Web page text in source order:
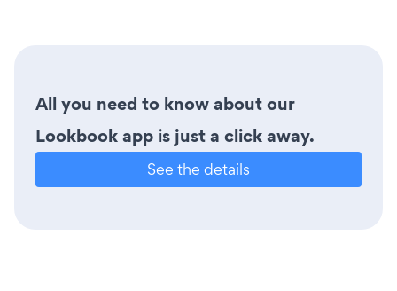
All you need to know about our
Lookbook app is just a click away.
See the details